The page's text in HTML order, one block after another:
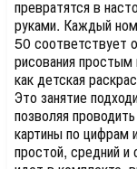
превратятся в
руками. Каждый
50 соответствует
рисования
как детская
Это занятие
позволяя
картины по цифрам
простой, средний